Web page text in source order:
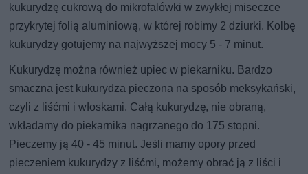
kukurydzę cukrową do mikrofalówki w zwykłej miseczce
przykrytej folią aluminiową, w której robimy 2 dziurki. Kolbę
kukurydzy gotujemy na najwyższej mocy 5 - 7 minut.
Kukurydzę można również upiec w piekarniku. Bardzo
smaczna jest kukurydza pieczona na sposób meksykański,
czyli z liśćmi i włoskami. Całą kukurydzę, nie obraną,
wkładamy do piekarnika nagrzanego do 175 stopni.
Pieczemy ją 40 - 45 minut. Jeśli mamy opory przed
pieczeniem kukurydzy z liśćmi, możemy obrać ją z liści i